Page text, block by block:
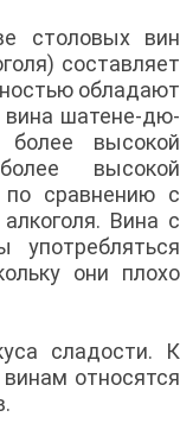
столовых вин
составляет
обладают
вина шатене-дю-
высокой
высокой
сравнению с
Вина с
употребляться
они плохо
сладости. К
относятся